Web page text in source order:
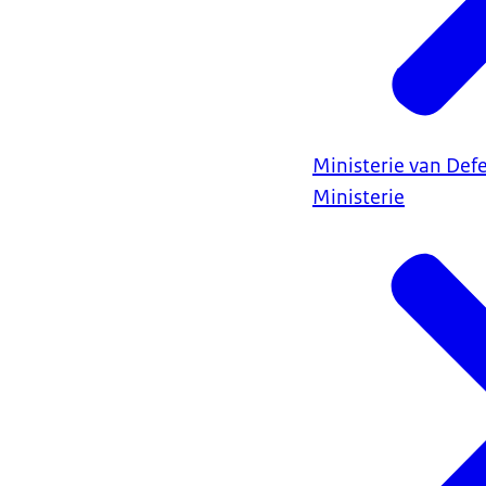
Ministerie van
Ministerie